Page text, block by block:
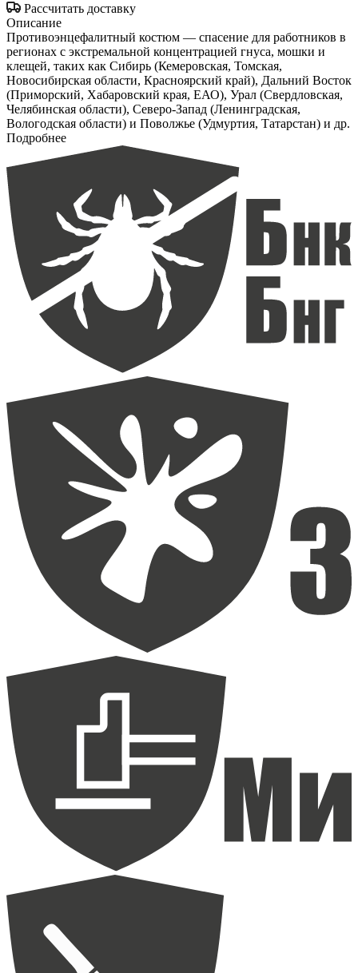
Рассчитать доставку
Описание
Противоэнцефалитный костюм — спасение для работников в
регионах с экстремальной концентрацией гнуса, мошки и
клещей, таких как Сибирь (Кемеровская, Томская,
Новосибирская области, Красноярский край), Дальний Восток
(Приморский, Хабаровский края, ЕАО), Урал (Свердловская,
Челябинская области), Северо-Запад (Ленинградская,
Вологодская области) и Поволжье (Удмуртия, Татарстан) и др.
Подробнее